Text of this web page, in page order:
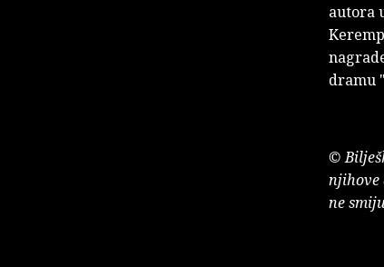
autora
dramu
©
njihove
ne